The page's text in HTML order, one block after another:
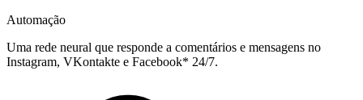
Automação
Uma rede neural que responde a comentários e mensagens no
Instagram, VKontakte e Facebook* 24/7.